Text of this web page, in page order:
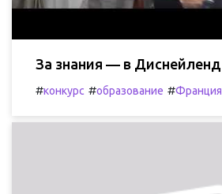
За знания — в Диснейленд
#конкурс #образование #Франция